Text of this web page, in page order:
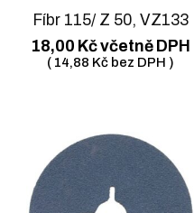
Fíbr 115/ Z 50, VZ133
18,00 Kčvčetně DPH
( 14,88 Kč bez DPH )